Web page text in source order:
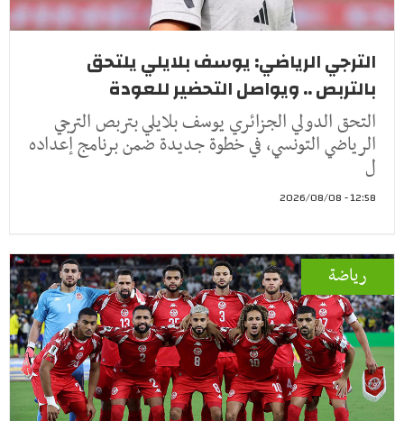
الترجي الرياضي: يوسف بلايلي يلتحق
بالتربص .. ويواصل التحضير للعودة
التحق الدولي الجزائري يوسف بلايلي بتربص الترجي
الرياضي التونسي، في خطوة جديدة ضمن برنامج إعداده
ل
12:58 - 2026/08/08
رياضة